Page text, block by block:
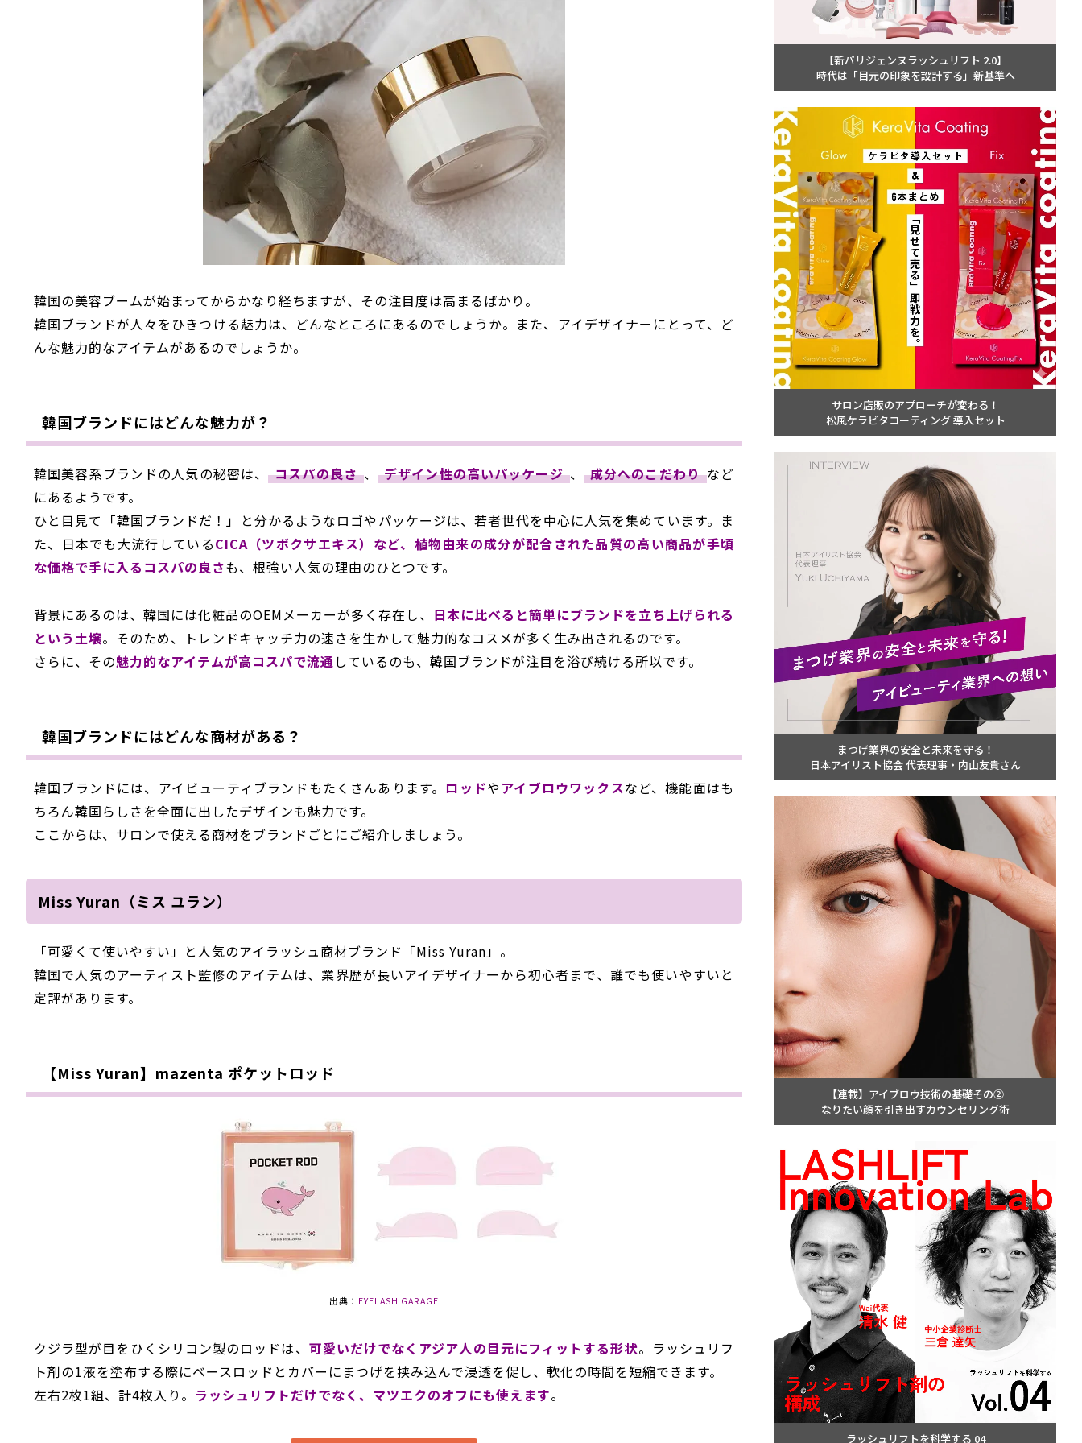
韓国の美容ブームが始まってからかなり経ちますが、その注目度は高まるばかり。
韓国ブランドが人々をひきつける魅力は、どんなところにあるのでしょうか。また、アイデザイナーにとって、ど
んな魅力的なアイテムがあるのでしょうか。
韓国ブランドにはどんな魅力が？
韓国美容系ブランドの人気の秘密は、 コスパの良さ 、 デザイン性の高いパッケージ 、 成分へのこだわり など
にあるようです。
ひと目見て「韓国ブランドだ！」と分かるようなロゴやパッケージは、若者世代を中心に人気を集めています。ま
た、日本でも大流行しているCICA（ツボクサエキス）など、植物由来の成分が配合された品質の高い商品が手頃
な価格で手に入るコスパの良さも、根強い人気の理由のひとつです。
背景にあるのは、韓国には化粧品のOEMメーカーが多く存在し、 日本に比べると簡単にブランドを立ち上げられる
という土壌。そのため、トレンドキャッチ力の速さを生かして魅力的なコスメが多く生み出されるのです。
さらに、その魅力的なアイテムが高コスパで流通しているのも、韓国ブランドが注目を浴び続ける所以です。
韓国ブランドにはどんな商材がある？
韓国ブランドには、アイビューティブランドもたくさんあります。 ロッドやアイブロウワックスなど、機能面はも
ちろん韓国らしさを全面に出したデザインも魅力です。
ここからは、サロンで使える商材をブランドごとにご紹介しましょう。
Miss Yuran（ミス ユラン）
「可愛くて使いやすい」と人気のアイラッシュ商材ブランド「Miss Yuran」。
韓国で人気のアーティスト監修のアイテムは、業界歴が長いアイデザイナーから初心者まで、誰でも使いやすいと
定評があります。
【Miss Yuran】mazenta ポケットロッド
出典： EYELASH GARAGE
クジラ型が目をひくシリコン製のロッドは、 可愛いだけでなくアジア人の目元にフィットする形状。ラッシュリフ
ト剤の1液を塗布する際にベースロッドとカバーにまつげを挟み込んで浸透を促し、軟化の時間を短縮できます。
左右2枚1組、計4枚入り。 ラッシュリフトだけでなく、マツエクのオフにも使えます。
【新パリジェンヌラッシュリフト 2.0】
時代は「目元の印象を設計する」新基準へ
サロン店販のアプローチが変わる！
松風ケラビタコーティング 導入セット
まつげ業界の安全と未来を守る！
日本アイリスト協会 代表理事・内山友貴さん
【連載】アイブロウ技術の基礎その②
なりたい顔を引き出すカウンセリング術
ラッシュリフトを科学する 04